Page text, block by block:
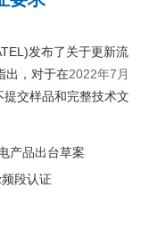
发布了关于更新流
出，对于在2022年7月
交样品和完整技术文
产品出台草案
段认证